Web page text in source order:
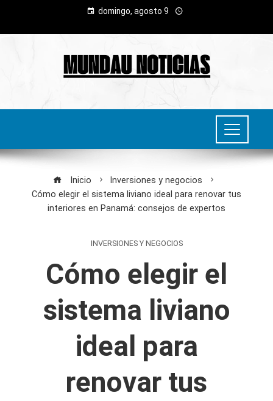
domingo, agosto 9
Inicio
Inversiones y negocios
Cómo elegir el sistema liviano ideal para renovar tus
interiores en Panamá: consejos de expertos
INVERSIONES Y NEGOCIOS
Cómo elegir el
sistema liviano
ideal para
renovar tus